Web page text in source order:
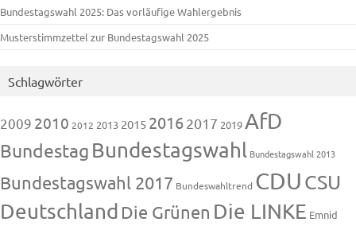
Bundestagswahl 2025: Das vorläufige Wahlergebnis
Musterstimmzettel zur Bundestagswahl 2025
Schlagwörter
2009 2010 2012 2013 2015 20162017 2019AfD
Bundestag Bundestagswahl Bundestagswahl 2013
Bundestagswahl 2017 Bundeswahltrend CDUCSU
Deutschland Die Grünen Die LINKE Emnid